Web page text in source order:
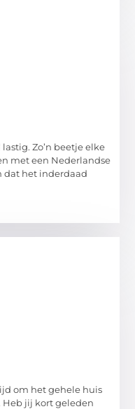
Zo’n beetje elke
met een Nederlandse
dat het inderdaad
om het gehele huis
jij kort geleden